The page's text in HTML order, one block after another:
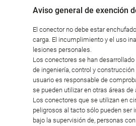
Aviso general de exención
El conector no debe estar
carga. El incumplimiento y el uso
lesiones personales.
Los conectores se han
de ingeniería, control y
usuario es responsable de
se pueden utilizar en otras áreas de
Los conectores que se utilizan en
peligrosos al tacto sólo pueden ser
bajo la supervisión de, personas